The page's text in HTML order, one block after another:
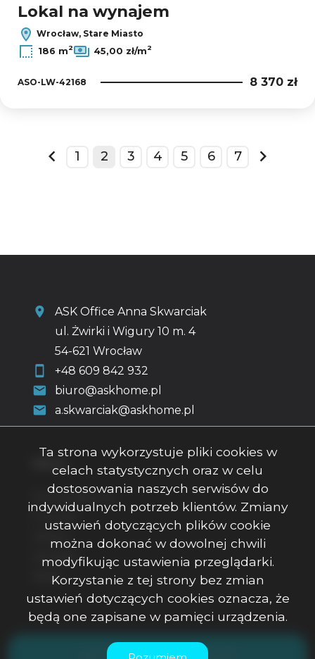
Lokal na wynajem
Wrocław, Stare Miasto
186 m2 45,00 zł/m2
ASO-LW-42168 8 370 zł
prev
1 2 3 4 5 6 7
next
ASK Office Anna Skwarciak
ul. Żwirki i Wigury 10 m. 4
54-621 Wrocław
+48 609 842 932
biuro@askhome.pl
a.skwarciak@askhome.pl
O firmie
Kontakt
Rodo
ASK Office Anna Skwarciak © 2026
Ta strona wykorzystuje pliki cookies w
celach statystycznych oraz w celu
dostosowania naszych serwisów do
indywidualnych potrzeb klientów. Zmiany
ustawień dotyczących plików cookie
można dokonać w dowolnej chwili
modyfikując ustawienia przeglądarki.
Korzystanie z tej strony bez zmian
ustawień dotyczących cookies oznacza, że
będą one zapisane w pamięci urządzenia.